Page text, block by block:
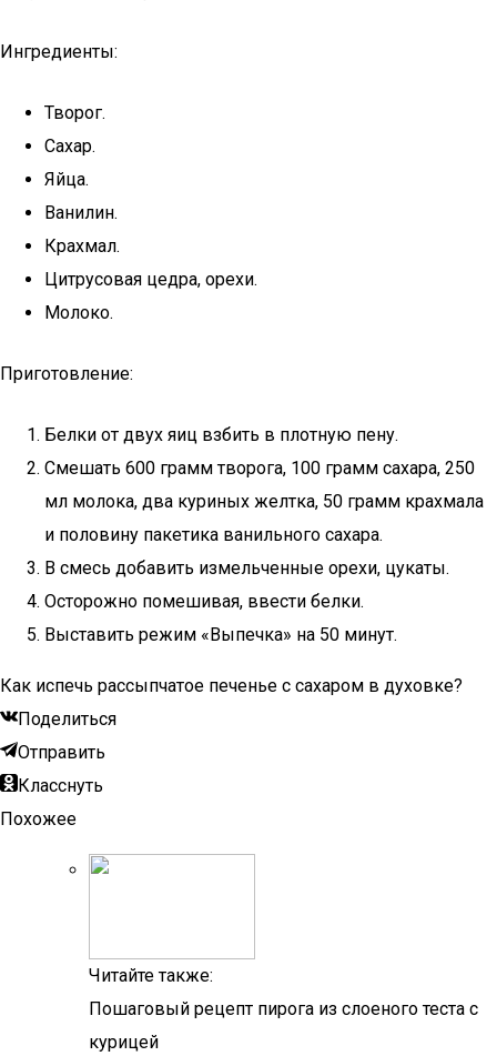
Ингредиенты:
Творог.
Сахар.
Яйца.
Ванилин.
Крахмал.
Цитрусовая цедра, орехи.
Молоко.
Приготовление:
Белки от двух яиц взбить в плотную пену.
Смешать 600 грамм творога, 100 грамм сахара, 250
мл молока, два куриных желтка, 50 грамм крахмала
и половину пакетика ванильного сахара.
В смесь добавить измельченные орехи, цукаты.
Осторожно помешивая, ввести белки.
Выставить режим «Выпечка» на 50 минут.
Как испечь рассыпчатое печенье с сахаром в духовке?
Поделиться
Отправить
Класснуть
Похожее
Читайте также:
Пошаговый рецепт пирога из слоеного теста с
курицей